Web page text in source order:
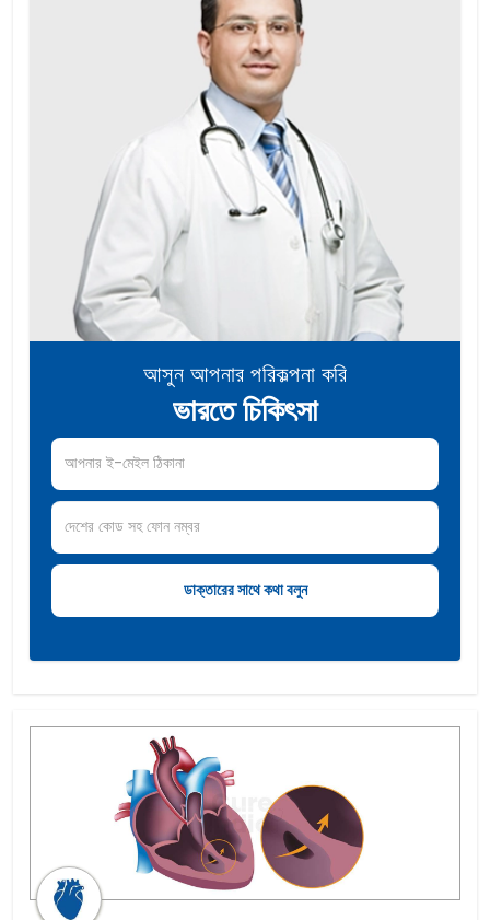
অ্যাবডমিনোপ্লাস্টি পেটে টাক
লাইপোসাকশন
দাতা ডিমের সাথে আইভিএফ
স্তন ক্যান্সার
ডিম্বাশয় সিস্ট সিস্টমি
হার্ট বাইপাস সার্জারি
হিস্টেরোস্কোপিক পলিপেকটমি
করোনারি আর্টারি বাইপাস সার্জারি
প্রোস্টেট ক্যান্সার
হার্ট ক্যাথেটারাইজেশন
ভারতে পিসিওএস ট্রিটমেন্ট
লিউকেমিয়া
মিট্রাল ভ্যালভ্‌ রিপ্লেসমেন্ট
এন্ডোমেট্রিয়াল ক্যান্সার
বেলুন পালমোনারি ভালভোটোমি
একিউট মাইলয়েড লিউকেমিয়া
পেডিয়াট্রিক হার্ট সার্জারি
পেটের ক্যান্সার
ট্রান্সক্যাথেটার অ্যাওর্টিক ভালভ ইমপ্লান্টেশন
এন্ডোভাসকুলার অ্যাওর্টিক অ্যানিউরিজম মেরামত
হজকিন লিম্ফোমা
ট্রিপল আর্টারি বাইপাস সার্জারি
ফুসফুসের ক্যান্সার
অ্যাট্রিয়াল সেপ্টাল ডিফেক্ট
সার্ভিক্যাল ক্যান্সার
আসুন আপনার পরিকল্পনা করি
ভারতে চিকিৎসা